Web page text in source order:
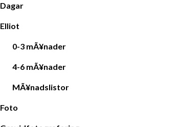
Dagar
Elliot
0-3 mÃ¥nader
4-6 mÃ¥nader
MÃ¥nadslistor
Foto